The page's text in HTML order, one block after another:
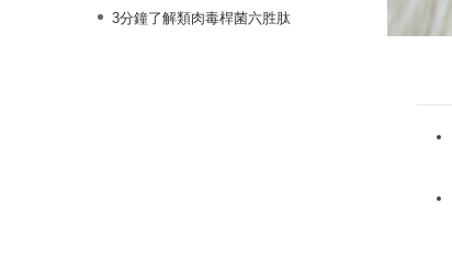
3分鐘了解類肉毒桿菌六胜肽